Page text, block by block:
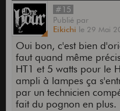
#15
Publié par
Eikichi le 29 Mai
Oui bon, c'est bien
faut quand même
HT1 et 5 watts pour le
ampli à lampes ça
par un technicien
fait du pognon en plus.